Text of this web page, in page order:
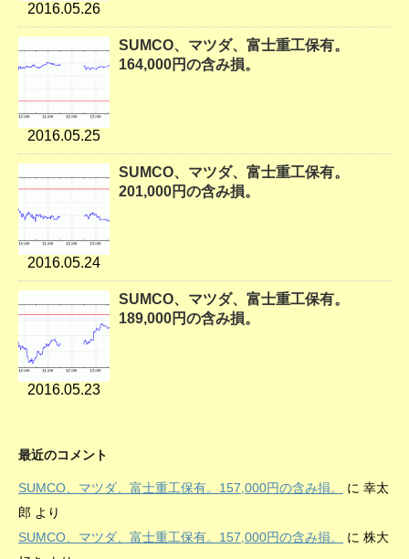
2016.05.26
2016.05.25
SUMCO、マツダ、富士重工保有。
164,000円の含み損。
2016.05.24
SUMCO、マツダ、富士重工保有。
201,000円の含み損。
2016.05.23
SUMCO、マツダ、富士重工保有。
189,000円の含み損。
最近のコメント
SUMCO、マツダ、富士重工保有。157,000円の含み損。 に 幸太
郎 より
SUMCO、マツダ、富士重工保有。157,000円の含み損。
に 株大